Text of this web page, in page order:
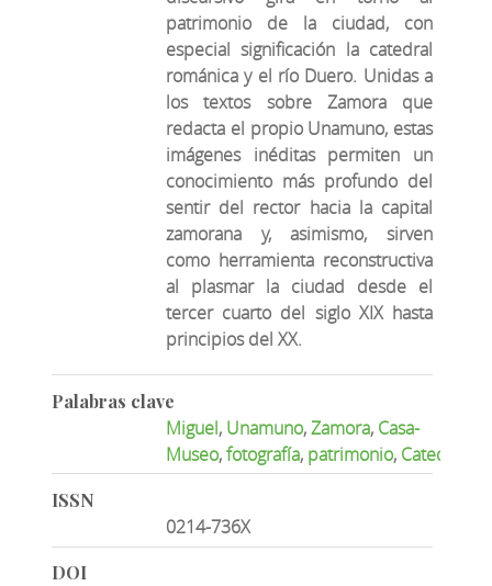
patrimonio de la ciudad, con
especial significación la catedral
románica y el río Duero. Unidas a
los textos sobre Zamora que
redacta el propio Unamuno, estas
imágenes inéditas permiten un
conocimiento más profundo del
sentir del rector hacia la capital
zamorana y, asimismo, sirven
como herramienta reconstructiva
al plasmar la ciudad desde el
tercer cuarto del siglo XIX hasta
principios del XX.
Palabras clave
Miguel, Unamuno,Zamora, Casa-
Museo,fotografía, patrimonio, Catedral
ISSN
0214-736X
DOI